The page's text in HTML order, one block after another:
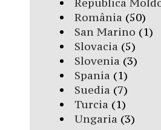
România (50)
San Marino (1)
Slovacia (5)
Slovenia (3)
Spania (1)
Suedia (7)
Turcia (1)
Ungaria (3)